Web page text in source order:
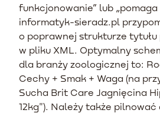
funkcjonowanie” lub
informatyk-sieradz.pl
o poprawnej strukturze tytułu
w pliku XML. Optymalny
dla branży zoologicznej to:
Cechy + Smak + Waga (na
Sucha Brit Care Jagnięcina
12kg"). Należy także